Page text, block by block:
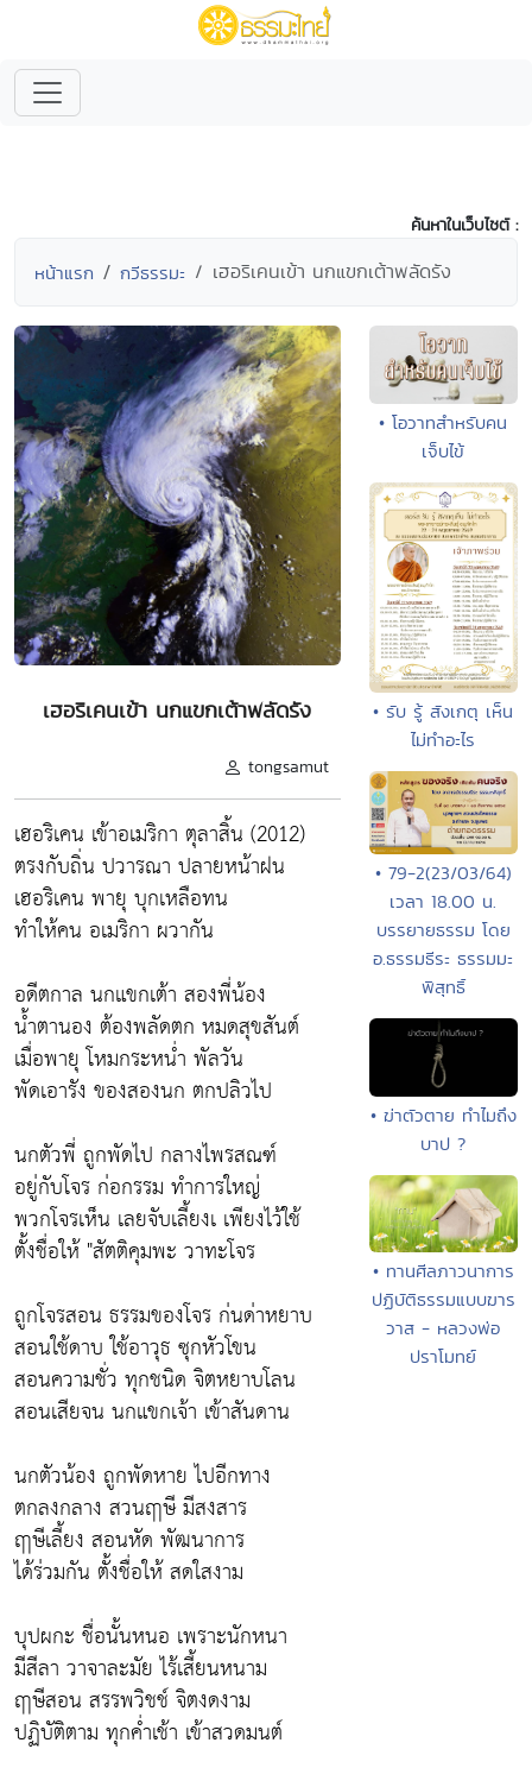
ค้นหาในเว็บไซต์ :
หน้าแรก กวีธรรมะ เฮอริเคนเข้า นกแขกเต้าพลัดรัง
เฮอริเคนเข้า นกแขกเต้าพลัดรัง
tongsamut
เฮอริเคน เข้าอเมริกา ตุลาสิ้น (2012)
ตรงกับถิ่น ปวารณา ปลายหน้าฝน
เฮอริเคน พายุ บุกเหลือทน
ทำให้คน อเมริกา ผวากัน
อดีตกาล นกแขกเต้า สองพี่น้อง
น้ำตานอง ต้องพลัดตก หมดสุขสันต์
เมื่อพายุ โหมกระหน่ำ พัลวัน
พัดเอารัง ของสองนก ตกปลิวไป
นกตัวพี่ ถูกพัดไป กลางไพรสณฑ์
อยู่กับโจร ก่อกรรม ทำการใหญ่
พวกโจรเห็น เลยจับเลี้ยงเ เพียงไว้ใช้
ตั้งชื่อให้ "สัตติคุมพะ วาทะโจร
ถูกโจรสอน ธรรมของโจร ก่นด่าหยาบ
สอนใช้ดาบ ใช้อาวุธ ซุกหัวโขน
สอนความชั่ว ทุกชนิด จิตหยาบโลน
สอนเสียจน นกแขกเจ้า เข้าสันดาน
นกตัวน้อง ถูกพัดหาย ไปอีกทาง
ตกลงกลาง สวนฤาษี มีสงสาร
ฤาษีเลี้ยง สอนหัด พัฒนาการ
ได้ร่วมกัน ตั้งชื่อให้ สดใสงาม
บุปผกะ ชื่อนั้นหนอ เพราะนักหนา
มีสีลา วาจาละมัย ไร้เสี้ยนหนาม
ฤาษีสอน สรรพวิชช์ จิตงดงาม
ปฏิบัติตาม ทุกค่ำเช้า เข้าสวดมนต์
• โอวาทสำหรับคน
เจ็บไข้
• รับ รู้ สังเกตุ เห็น
ไม่ทำอะไร
• 79-2(23/03/64)
เวลา 18.00 น.
บรรยายธรรม โดย
อ.ธรรมธีระ ธรรมมะ
พิสุทธิ์
• ฆ่าตัวตาย ทำไมถึง
บาป ?
• ทานศีลภาวนาการ
ปฏิบัติธรรมแบบฆาร
วาส - หลวงพ่อ
ปราโมทย์